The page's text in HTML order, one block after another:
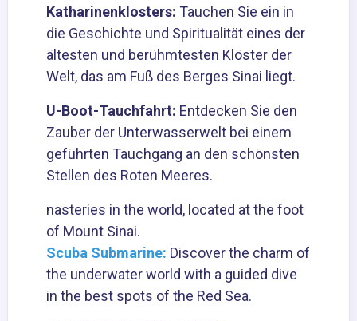
Katharinenklosters: Tauchen Sie ein in
die Geschichte und Spiritualität eines der
ältesten und berühmtesten Klöster der
Welt, das am Fuß des Berges Sinai liegt.
U-Boot-Tauchfahrt: Entdecken Sie den
Zauber der Unterwasserwelt bei einem
geführten Tauchgang an den schönsten
Stellen des Roten Meeres.
nasteries in the world, located at the foot
of Mount Sinai.
Scuba Submarine: Discover the charm of
the underwater world with a guided dive
in the best spots of the Red Sea.